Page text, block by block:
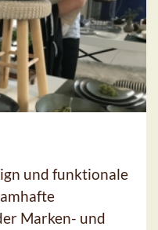
und funktionale
Marken- und